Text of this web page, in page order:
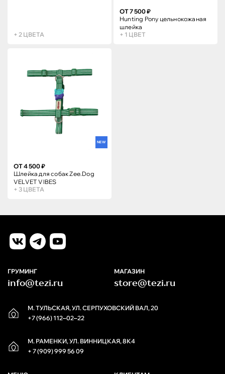
+ 2 ЦВЕТА
ОТ 7 500 ₽
Hunting Pony цельнокожаная
шлейка
+ 1 ЦВЕТ
NEW
ОТ 4 500 ₽
Шлейка для собак Zee.Dog
VELVET VIBES
+ 3 ЦВЕТА
М. ТУЛЬСКАЯ, УЛ. СЕРПУХОВСКИЙ ВАЛ, 20
+7 (966) 112‒02‒22
М. РАМЕНКИ, УЛ. ВИННИЦКАЯ, 8К4
+ 7 (909) 999 56 09
ГРУМИНГ
info@tezi.ru
МАГАЗИН
store@tezi.ru